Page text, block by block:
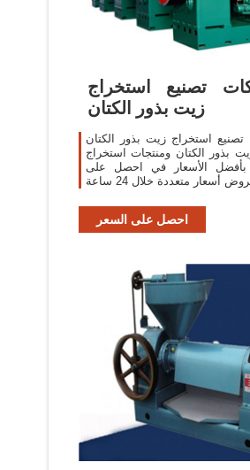
تصنيع استخراج
زيت بذور الكتان
استخراج زيت بذور الكتان
بذور الكتان ومنتجات استخراج
بأفضل الأسعار في احصل على
احصل على السعر